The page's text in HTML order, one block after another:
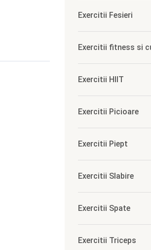
Exercitii Fesieri
Exercitii fitness si
Exercitii HIIT
Exercitii Picioare
Exercitii Piept
Exercitii Slabire
Exercitii Spate
Exercitii Triceps